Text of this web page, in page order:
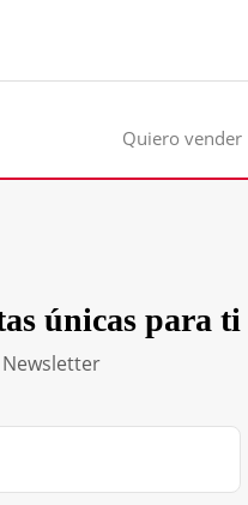
Quiero vender
únicas para ti